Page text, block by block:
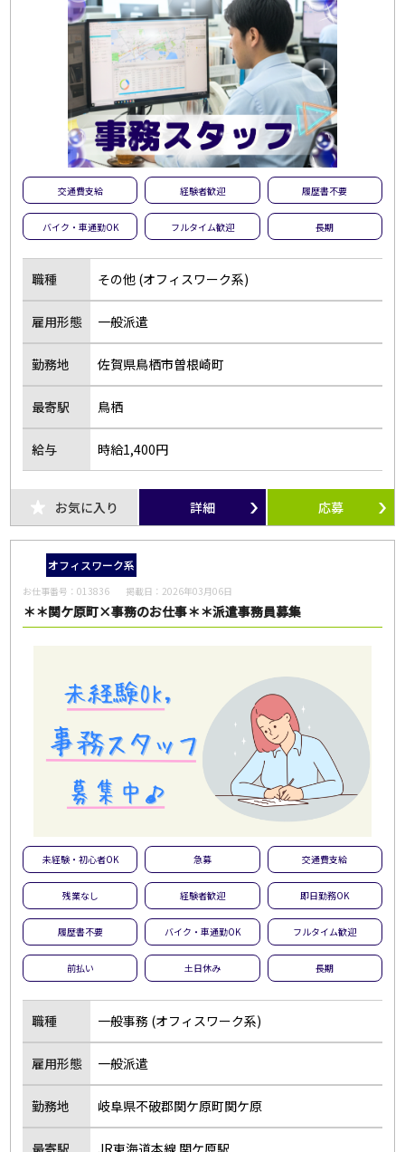
交通費支給 経験者歓迎 履歴書不要
バイク・車通勤OK フルタイム歓迎 長期
職種 その他 (オフィスワーク系)
雇用形態 一般派遣
勤務地 佐賀県鳥栖市曽根崎町
最寄駅 鳥栖
給与 時給1,400円
お気に入り 詳細 応募
オフィスワーク系
お仕事番号：013836 掲載日： 2026年03月06日
＊＊関ケ原町×事務のお仕事＊＊派遣事務員募集
未経験・初心者OK 急募 交通費支給
残業なし 経験者歓迎 即日勤務OK
履歴書不要 バイク・車通勤OK フルタイム歓迎
前払い 土日休み 長期
職種 一般事務 (オフィスワーク系)
雇用形態 一般派遣
勤務地 岐阜県不破郡関ケ原町関ケ原
最寄駅 JR東海道本線 関ケ原駅